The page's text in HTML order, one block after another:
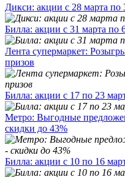
Дикси: акции с 28 марта по
Билла: акции с 31 марта по
Лента супермаркет:
призов
Билла: акции с 17 по 23
Метро: Выгодные
скидки до 43%
Билла: акции с 10 по 16